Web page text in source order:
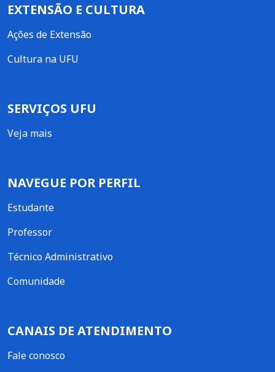
EXTENSÃO E CULTURA
Ações de Extensão
Cultura na UFU
SERVIÇOS UFU
Veja mais
NAVEGUE POR PERFIL
Estudante
Professor
Técnico Administrativo
Comunidade
CANAIS DE ATENDIMENTO
Fale conosco